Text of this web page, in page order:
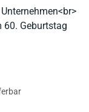
60. Geburtstag